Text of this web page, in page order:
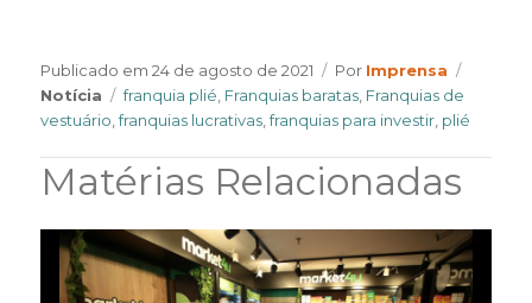
Publicado em24 de agosto de 2021 Por Author
Imprensa
Notícia
Tags
franquia plié Franquias baratas Franquias de
vestuário ,franquias lucrativas ,franquias para investir plié
Matérias Relacionadas